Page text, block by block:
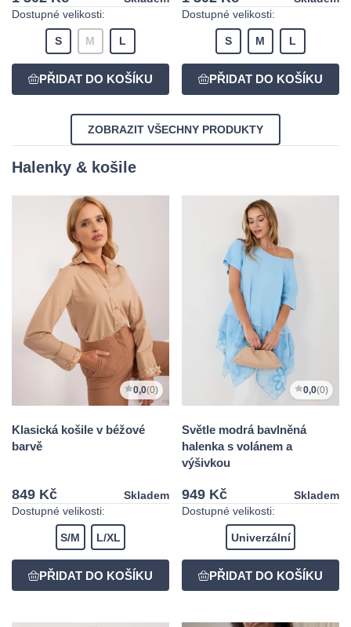
Dostupné velikosti:
S M L
Dostupné velikosti:
S M L
ZOBRAZIT VŠECHNY PRODUKTY
Halenky & košile
0,0(0)
Klasická košile v béžové
barvě
849 Kč
Skladem
Dostupné velikosti:
S/M L/XL
0,0(0)
Světle modrá bavlněná
halenka s volánem a
výšivkou
949 Kč
Skladem
Dostupné velikosti:
Univerzální